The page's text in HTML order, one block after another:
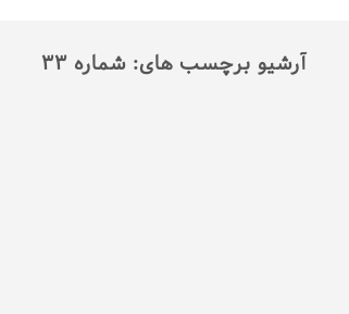
آرشیو برچسب های:شماره ۳۳